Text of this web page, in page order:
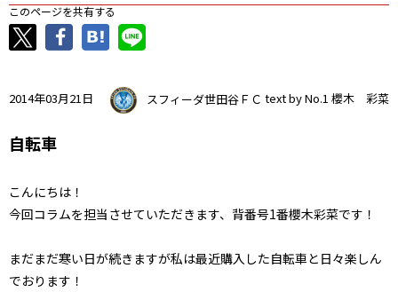
このページを共有する
2014年03月21日 スフィーダ世田谷ＦＣ text by No.1 櫻木 彩菜
自転車
こんにちは！
今回コラムを担当させていただきます、背番号1番櫻木彩菜です！
まだまだ寒い日が続きますが私は最近購入した自転車と日々楽しん
でおります！